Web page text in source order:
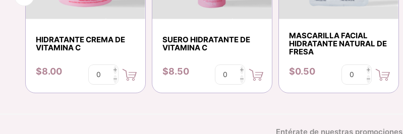
HIDRATANTE CREMA DE
VITAMINA C
$8.00 i
h
SUERO HIDRATANTE DE
VITAMINA C
$8.50 i
h
MASCARILLA FACIAL
HIDRATANTE NATURAL DE
FRESA
$0.50 i
h
Entérate de nuestras promociones